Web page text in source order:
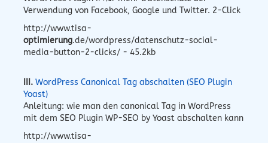
Verwendung von Facebook, Google und Twitter. 2-Click
http://www.tisa-
optimierung.de/wordpress/datenschutz-social-
media-button-2-clicks/ - 45.2kb
III. WordPress Canonical Tag abschalten (SEO Plugin
Yoast)
Anleitung: wie man den canonical Tag in WordPress
mit dem SEO Plugin WP-SEO by Yoast abschalten kann
http://www.tisa-